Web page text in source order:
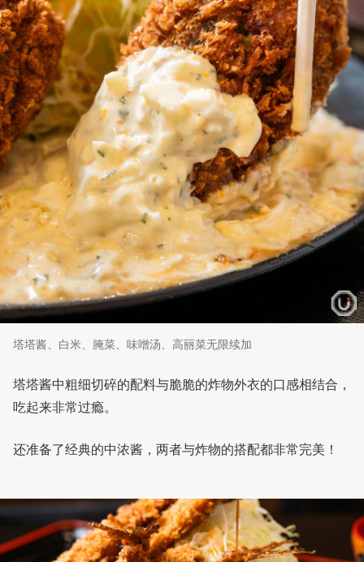
塔塔酱、白米、腌菜、味噌汤、高丽菜无限续加
塔塔酱中粗细切碎的配料与脆脆的炸物外衣的口感相结合，
吃起来非常过瘾。
还准备了经典的中浓酱，两者与炸物的搭配都非常完美！